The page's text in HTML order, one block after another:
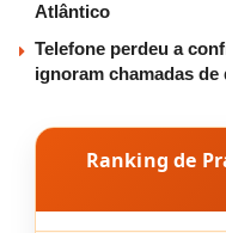
Atlântico
Telefone perdeu a
ignoram chamadas
Ranking de